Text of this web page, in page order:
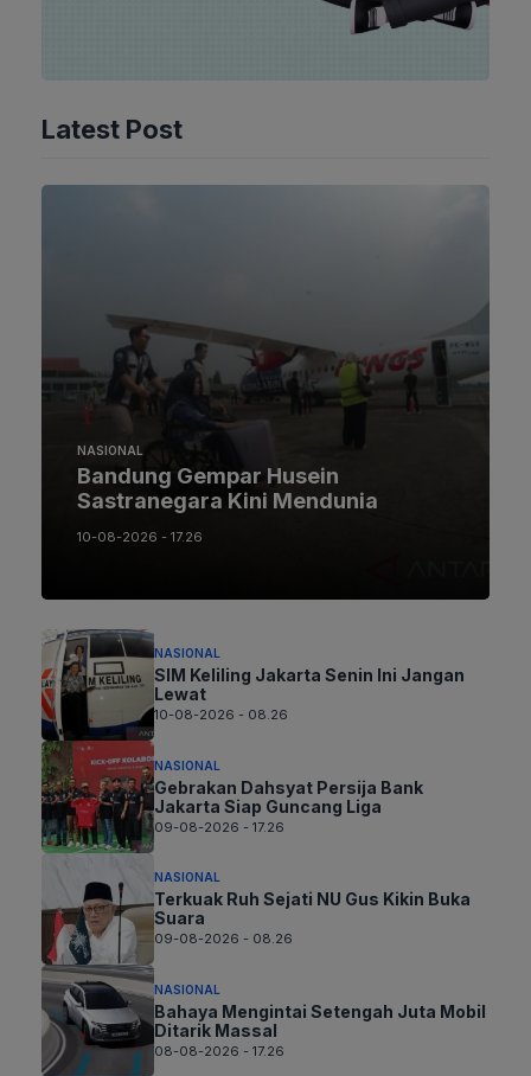
Latest Post
NASIONAL
Bandung Gempar Husein
Sastranegara Kini Mendunia
10-08-2026 - 17.26
NASIONAL
SIM Keliling Jakarta Senin Ini Jangan
Lewat
10-08-2026 - 08.26
NASIONAL
Gebrakan Dahsyat Persija Bank
Jakarta Siap Guncang Liga
09-08-2026 - 17.26
NASIONAL
Terkuak Ruh Sejati NU Gus Kikin Buka
Suara
09-08-2026 - 08.26
NASIONAL
Bahaya Mengintai Setengah Juta Mobil
Ditarik Massal
08-08-2026 - 17.26